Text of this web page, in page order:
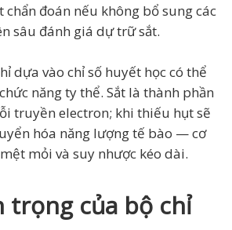
chẩn đoán nếu không bổ sung các
sâu đánh giá dự trữ sắt.
dựa vào chỉ số huyết học có thể
năng ty thể. Sắt là thành phần
truyền electron; khi thiếu hụt sẽ
hóa năng lượng tế bào — cơ
mỏi và suy nhược kéo dài.
trọng của bộ chỉ